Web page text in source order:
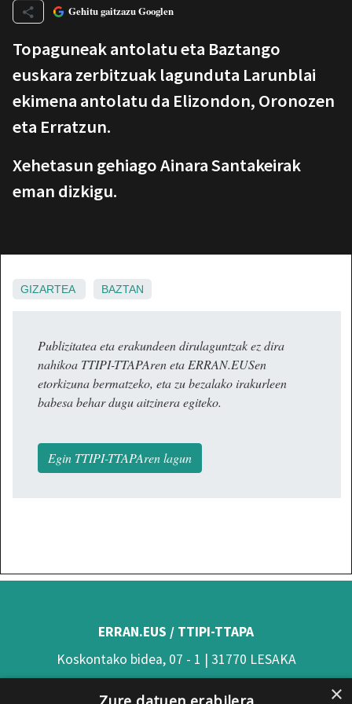
Gehitu gaitzazu Googlen
Topaguneak antolatu eta Baztango
euskara zerbitzuak lagunduta Larunblai
ekimena antolatu da Elizondon, Oronozen
eta Erratzun.
Xehetasun gehiago Ainara Santakeirak
eman dizkigu.
GIZARTEA BAZTAN
Publizitatea eta erakundeen dirulaguntzak ez dira
nahikoa TTIPI-TTAPAren eta ERRAN.EUSen
etorkizuna bermatzeko, eta zu bezalako irakurleen
babesa behar dugu aitzinera egiteko.
Egin TTIPI-TTAPAren lagun
ERRAN.EUS / TTIPI-TTAPA
Koskontako bidea, 07 - 1 | 31770 LESAKA
×